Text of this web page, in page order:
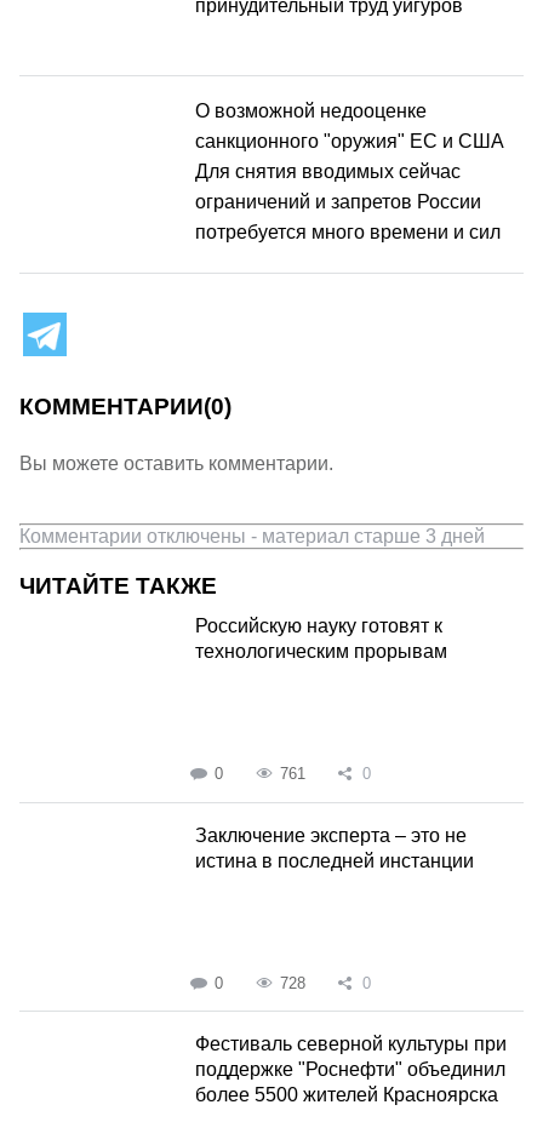
принудительный труд уйгуров
О возможной недооценке
санкционного "оружия" ЕС и США
Для снятия вводимых сейчас
ограничений и запретов России
потребуется много времени и сил
КОММЕНТАРИИ(0)
Вы можете оставить комментарии.
Комментарии отключены - материал старше 3 дней
ЧИТАЙТЕ ТАКЖЕ
Российскую науку готовят к
технологическим прорывам
0 761 0
Заключение эксперта – это не
истина в последней инстанции
0 728 0
Фестиваль северной культуры при
поддержке "Роснефти" объединил
более 5500 жителей Красноярска